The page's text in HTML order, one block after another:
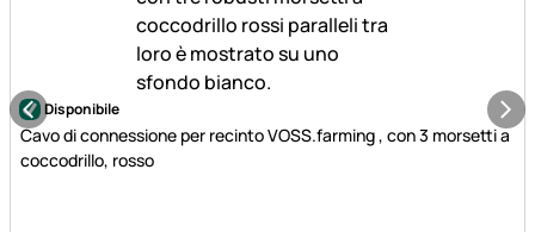
Disponibile
Cavo di connessione per recinto VOSS.farming , con 3 morsetti a
coccodrillo, rosso